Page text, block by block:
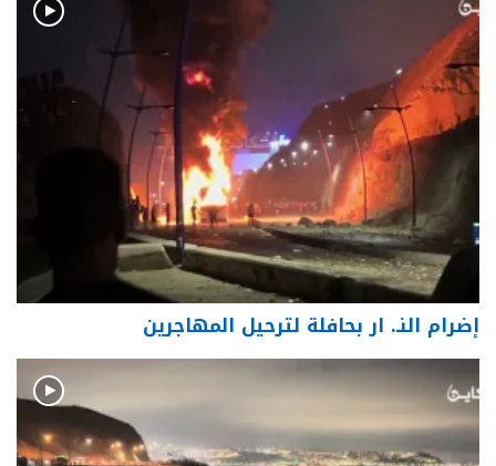
إضرام النـ. ار بحافلة لترحيل المهاجرين